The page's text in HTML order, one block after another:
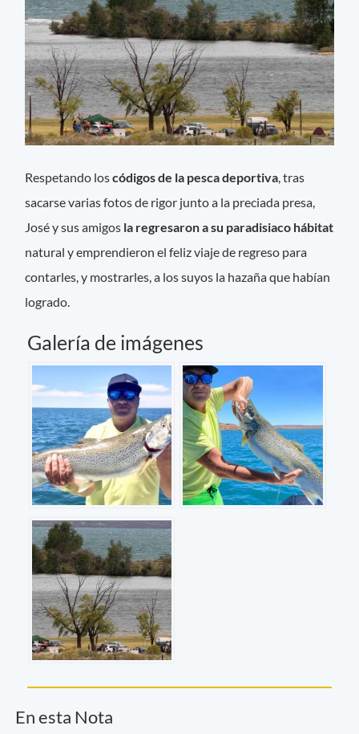
Respetando loscódigos de la pesca deportiva, tras
sacarse varias fotos de rigor junto a la preciada presa,
José y sus amigos la regresaron a su paradisiaco hábitat
natural y emprendieron el feliz viaje de regreso para
contarles, y mostrarles, a los suyos la hazaña que habían
logrado.
Galería de imágenes
En esta Nota